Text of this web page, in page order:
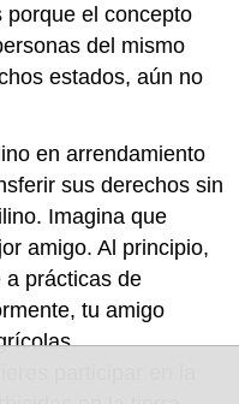
porque el concepto
del mismo
estados, aún no
en arrendamiento
sus derechos sin
Imagina que
amigo. Al principio,
a prácticas de
tu amigo
participar en la